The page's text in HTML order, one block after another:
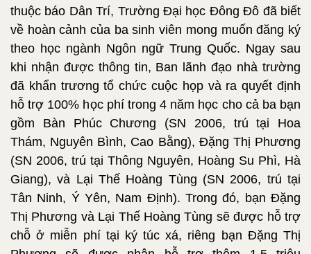
thuộc báo Dân Trí, Trường Đại học Đông Đô đã biết
về hoàn cảnh của ba sinh viên mong muốn đăng ký
theo học ngành Ngôn ngữ Trung Quốc. Ngay sau
khi nhận được thông tin, Ban lãnh đạo nhà trường
đã khẩn trương tổ chức cuộc họp và ra quyết định
hỗ trợ 100% học phí trong 4 năm học cho cả ba bạn
gồm Bàn Phúc Chương (SN 2006, trú tại Hoa
Thám, Nguyên Bình, Cao Bằng), Đặng Thị Phương
(SN 2006, trú tại Thông Nguyên, Hoàng Su Phì, Hà
Giang), và Lại Thế Hoàng Tùng (SN 2006, trú tại
Tân Ninh, Ý Yên, Nam Định). Trong đó, bạn Đặng
Thị Phương và Lại Thế Hoàng Tùng sẽ được hỗ trợ
chỗ ở miễn phí tại ký túc xá, riêng bạn Đặng Thị